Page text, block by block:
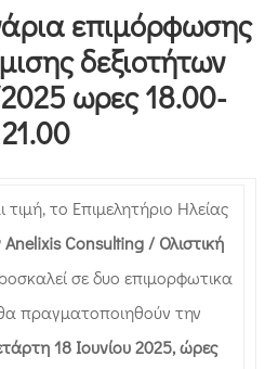
επιμόρφωσης
δεξιοτήτων
ωρες 18.00-
21.00
τιμή, το Επιμελητήριο Ηλείας
Anelixis Consulting / Ολιστική
σε δυο επιμορφωτικα
πραγματοποιηθούν την
18 Ιουνίου 2025, ώρες